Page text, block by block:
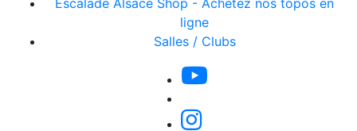
Escalade Alsace Shop - Achetez nos topos en
ligne
Salles / Clubs